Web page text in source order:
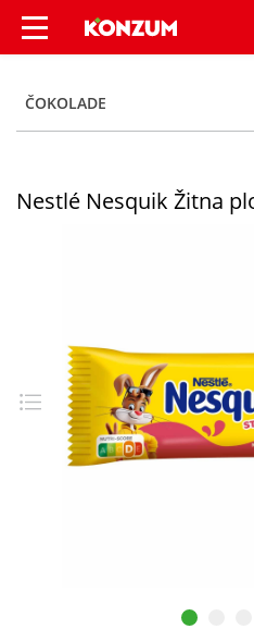
Nestlé Nesquik
ČOKOLADE
Nestlé Nesquik Žitna